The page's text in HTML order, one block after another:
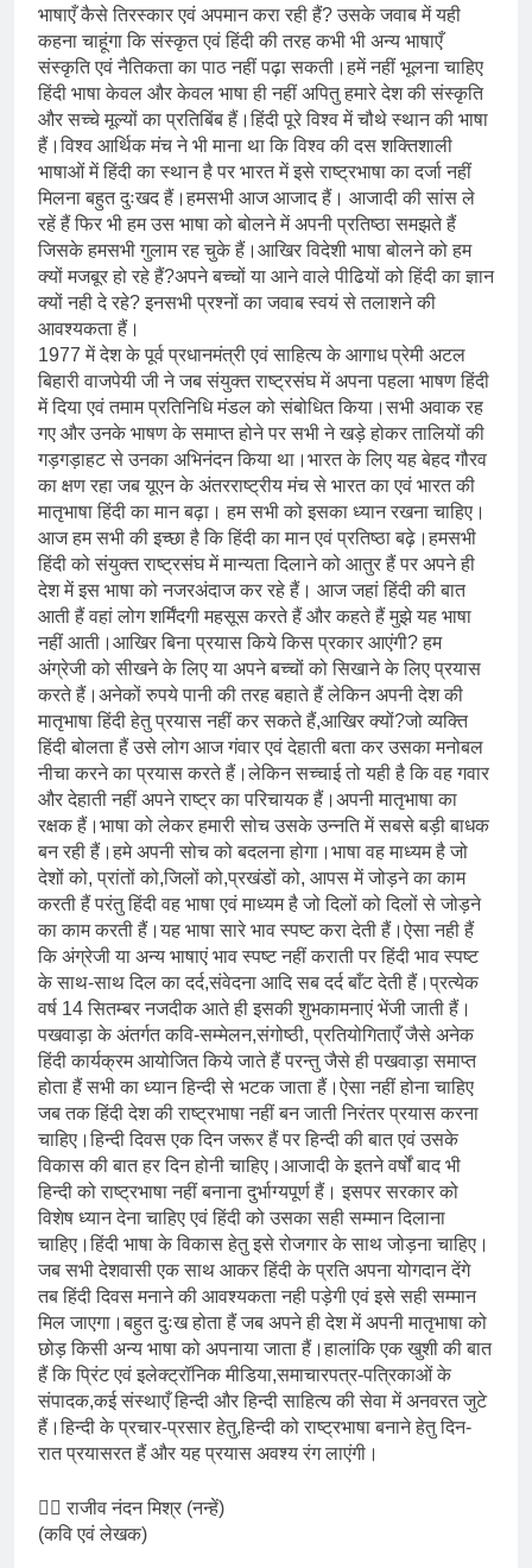
भाषाएँ कैसे तिरस्कार एवं अपमान करा रही हैं? उसके जवाब में यही
कहना चाहूंगा कि संस्कृत एवं हिंदी की तरह कभी भी अन्य भाषाएँ
संस्कृति एवं नैतिकता का पाठ नहीं पढ़ा सकती।हमें नहीं भूलना चाहिए
हिंदी भाषा केवल और केवल भाषा ही नहीं अपितु हमारे देश की संस्कृति
और सच्चे मूल्यों का प्रतिबिंब हैं।हिंदी पूरे विश्व में चौथे स्थान की भाषा
हैं।विश्व आर्थिक मंच ने भी माना था कि विश्व की दस शक्तिशाली
भाषाओं में हिंदी का स्थान है पर भारत में इसे राष्ट्रभाषा का दर्जा नहीं
मिलना बहुत दुःखद हैं।हमसभी आज आजाद हैं। आजादी की सांस ले
रहें हैं फिर भी हम उस भाषा को बोलने में अपनी प्रतिष्ठा समझते हैं
जिसके हमसभी गुलाम रह चुके हैं।आखिर विदेशी भाषा बोलने को हम
क्यों मजबूर हो रहे हैं?अपने बच्चों या आने वाले पीढियों को हिंदी का ज्ञान
क्यों नही दे रहे? इनसभी प्रश्नों का जवाब स्वयं से तलाशने की
आवश्यकता हैं।
1977 में देश के पूर्व प्रधानमंत्री एवं साहित्य के आगाध प्रेमी अटल
बिहारी वाजपेयी जी ने जब संयुक्त राष्ट्रसंघ में अपना पहला भाषण हिंदी
में दिया एवं तमाम प्रतिनिधि मंडल को संबोधित किया।सभी अवाक रह
गए और उनके भाषण के समाप्त होने पर सभी ने खड़े होकर तालियों की
गड़गड़ाहट से उनका अभिनंदन किया था।भारत के लिए यह बेहद गौरव
का क्षण रहा जब यूएन के अंतरराष्ट्रीय मंच से भारत का एवं भारत की
मातृभाषा हिंदी का मान बढ़ा। हम सभी को इसका ध्यान रखना चाहिए।
आज हम सभी की इच्छा है कि हिंदी का मान एवं प्रतिष्ठा बढ़े।हमसभी
हिंदी को संयुक्त राष्ट्रसंघ में मान्यता दिलाने को आतुर हैं पर अपने ही
देश में इस भाषा को नजरअंदाज कर रहे हैं। आज जहां हिंदी की बात
आती हैं वहां लोग शर्मिंदगी महसूस करते हैं और कहते हैं मुझे यह भाषा
नहीं आती।आखिर बिना प्रयास किये किस प्रकार आएंगी? हम
अंग्रेजी को सीखने के लिए या अपने बच्चों को सिखाने के लिए प्रयास
करते हैं।अनेकों रुपये पानी की तरह बहाते हैं लेकिन अपनी देश की
मातृभाषा हिंदी हेतु प्रयास नहीं कर सकते हैं,आखिर क्यों?जो व्यक्ति
हिंदी बोलता हैं उसे लोग आज गंवार एवं देहाती बता कर उसका मनोबल
नीचा करने का प्रयास करते हैं।लेकिन सच्चाई तो यही है कि वह गवार
और देहाती नहीं अपने राष्ट्र का परिचायक हैं।अपनी मातृभाषा का
रक्षक हैं।भाषा को लेकर हमारी सोच उसके उन्नति में सबसे बड़ी बाधक
बन रही हैं।हमे अपनी सोच को बदलना होगा।भाषा वह माध्यम है जो
देशों को, प्रांतों को,जिलों को,प्रखंडों को, आपस में जोड़ने का काम
करती हैं परंतु हिंदी वह भाषा एवं माध्यम है जो दिलों को दिलों से जोड़ने
का काम करती हैं।यह भाषा सारे भाव स्पष्ट करा देती हैं।ऐसा नही हैं
कि अंग्रेजी या अन्य भाषाएं भाव स्पष्ट नहीं कराती पर हिंदी भाव स्पष्ट
के साथ-साथ दिल का दर्द,संवेदना आदि सब दर्द बाँट देती हैं।प्रत्येक
वर्ष 14 सितम्बर नजदीक आते ही इसकी शुभकामनाएं भेंजी जाती हैं।
पखवाड़ा के अंतर्गत कवि-सम्मेलन,संगोष्ठी, प्रतियोगिताएँ जैसे अनेक
हिंदी कार्यक्रम आयोजित किये जाते हैं परन्तु जैसे ही पखवाड़ा समाप्त
होता हैं सभी का ध्यान हिन्दी से भटक जाता हैं।ऐसा नहीं होना चाहिए
जब तक हिंदी देश की राष्ट्रभाषा नहीं बन जाती निरंतर प्रयास करना
चाहिए।हिन्दी दिवस एक दिन जरूर हैं पर हिन्दी की बात एवं उसके
विकास की बात हर दिन होनी चाहिए।आजादी के इतने वर्षों बाद भी
हिन्दी को राष्ट्रभाषा नहीं बनाना दुर्भाग्यपूर्ण हैं। इसपर सरकार को
विशेष ध्यान देना चाहिए एवं हिंदी को उसका सही सम्मान दिलाना
चाहिए।हिंदी भाषा के विकास हेतु इसे रोजगार के साथ जोड़ना चाहिए।
जब सभी देशवासी एक साथ आकर हिंदी के प्रति अपना योगदान देंगे
तब हिंदी दिवस मनाने की आवश्यकता नही पड़ेगी एवं इसे सही सम्मान
मिल जाएगा।बहुत दुःख होता हैं जब अपने ही देश में अपनी मातृभाषा को
छोड़ किसी अन्य भाषा को अपनाया जाता हैं।हालांकि एक खुशी की बात
हैं कि प्रिंट एवं इलेक्ट्रॉनिक मीडिया,समाचारपत्र-पत्रिकाओं के
संपादक,कई संस्थाएँ हिन्दी और हिन्दी साहित्य की सेवा में अनवरत जुटे
हैं।हिन्दी के प्रचार-प्रसार हेतु,हिन्दी को राष्ट्रभाषा बनाने हेतु दिन-
रात प्रयासरत हैं और यह प्रयास अवश्य रंग लाएंगी।
✍🏻 राजीव नंदन मिश्र (नन्हें)
(कवि एवं लेखक)